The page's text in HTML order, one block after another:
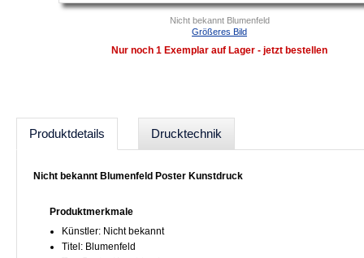
Nicht bekannt Blumenfeld
Größeres Bild
Nur noch 1 Exemplar auf Lager - jetzt bestellen
Produktdetails Drucktechnik
Nicht bekannt Blumenfeld Poster Kunstdruck
Produktmerkmale
Künstler: Nicht bekannt
Titel: Blumenfeld